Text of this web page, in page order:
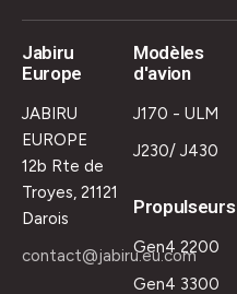
Jabiru
Europe
JABIRU
EUROPE
12b Rte de
Troyes, 21121
Darois
contact@jabiru.eu.com
Modèles
d'avion
J170 - ULM
J230/ J430
Propulseurs
Gen4 2200
Gen4 3300